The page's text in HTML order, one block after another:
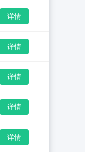
详情
详情
详情
详情
详情